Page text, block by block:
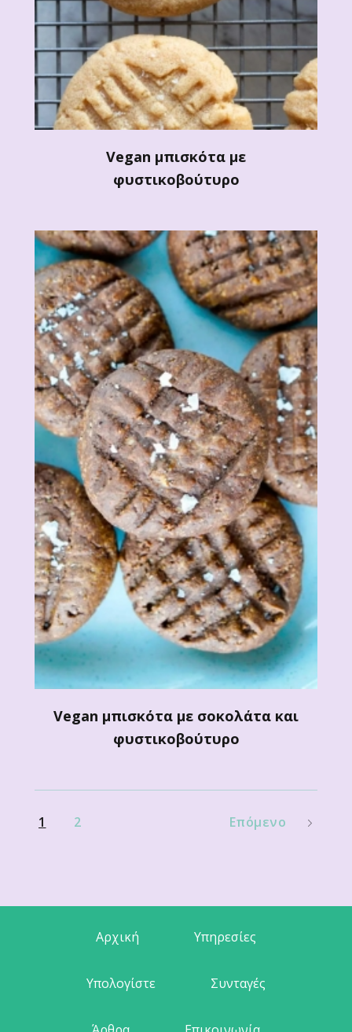
Vegan μπισκότα με
φυστικοβούτυρο
Vegan μπισκότα με σοκολάτα και
φυστικοβούτυρο
1 2 Επόμενο
Αρχική Υπηρεσίες
Υπολογίστε Συνταγές